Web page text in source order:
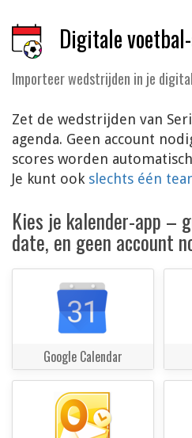
Digitale
Importeer wedstrijden in je
Zet de wedstrijden van
agenda. Geen account
scores worden
Je kunt ook slechts één
Kies je kalender-app –
date, en geen account
Google Calendar